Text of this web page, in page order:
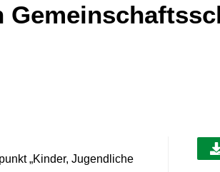
„Kinder, Jugendliche